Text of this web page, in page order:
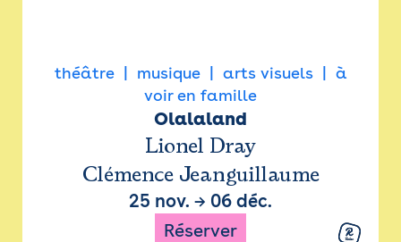
théâtre musique arts visuels
à
voir en famille
Olalaland
Lionel Dray
Clémence Jeanguillaume
25 nov. → 06 déc.
Réserver